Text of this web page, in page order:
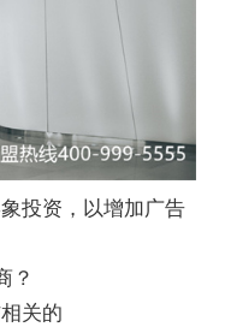
投资，以增加广告
？
关的